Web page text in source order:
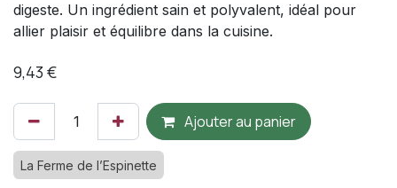
digeste. Un ingrédient sain et polyvalent, idéal pour
allier plaisir et équilibre dans la cuisine.
9,43€
Ajouter au panier
La Ferme de l’Espinette